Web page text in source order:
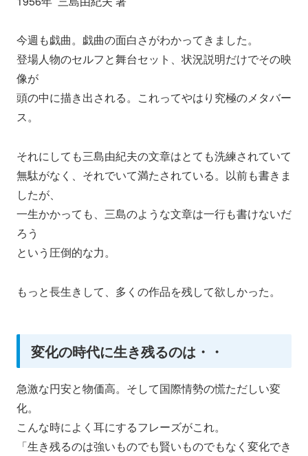
今週も戯曲。戯曲の面白さがわかってきました。
登場人物のセルフと舞台セット、状況説明だけでその映
像が
頭の中に描き出される。これってやはり究極のメタバー
ス。
それにしても三島由紀夫の文章はとても洗練されていて
無駄がなく、それでいて満たされている。以前も書きま
したが、
一生かかっても、三島のような文章は一行も書けないだ
ろう
という圧倒的な力。
もっと長生きして、多くの作品を残して欲しかった。
変化の時代に生き残るのは・・
急激な円安と物価高。そして国際情勢の慌ただしい変
化。
こんな時によく耳にするフレーズがこれ。
「生き残るのは強いものでも賢いものでもなく変化でき